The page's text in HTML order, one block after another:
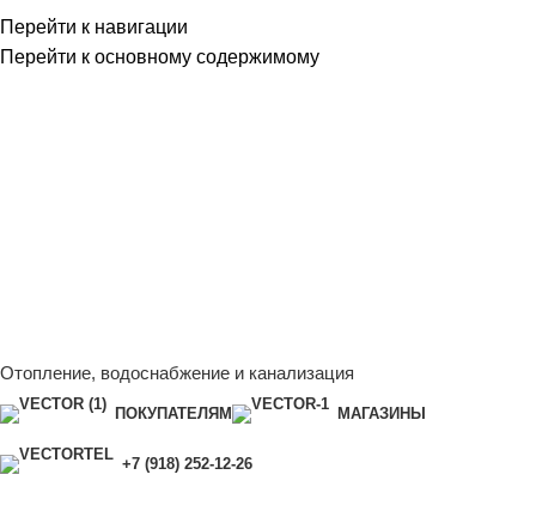
Перейти к навигации
Перейти к основному содержимому
Отопление, водоснабжение и канализация
ПОКУПАТЕЛЯМ МАГАЗИНЫ
+7 (918) 252-12-26